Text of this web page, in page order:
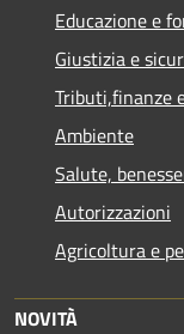
Educazione e
Giustizia e
Tributi,finanze
Ambiente
Salute,
Autorizzazioni
Agricoltura e
NOVITÀ